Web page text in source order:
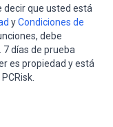
decir que usted está
yCondiciones de
debe
días de prueba
es propiedad y está